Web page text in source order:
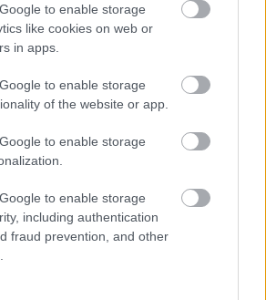
to enable storage
like cookies on web or
in apps.
to enable storage
of the website or app.
to enable storage
to enable storage
including authentication
fraud prevention, and other